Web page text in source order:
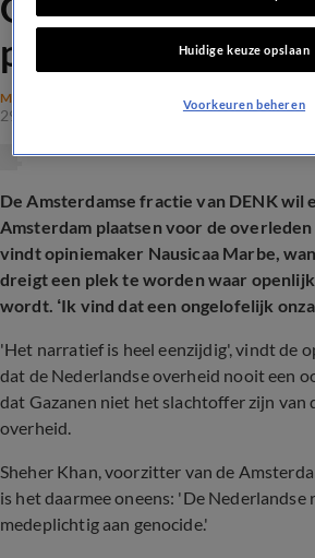
plan'
MAATSCHAPPIJ
29 jan 2026, 09:08
De Amsterdamse fractie van DENK wil
Amsterdam plaatsen voor de overleden
vindt opiniemaker Nausicaa Marbe,
dreigt een plek te worden waar
wordt. ‘Ik vind dat een ongelofelijk
'Het narratief is heel eenzijdig', vindt de
dat de Nederlandse overheid nooit een
dat Gazanen niet het slachtoffer zijn van
overheid.
Sheher Khan, voorzitter van de
is het daarmee oneens: 'De Nederlandse
medeplichtig aan genocide.'
Huidige keuze opslaan
Voorkeuren beheren